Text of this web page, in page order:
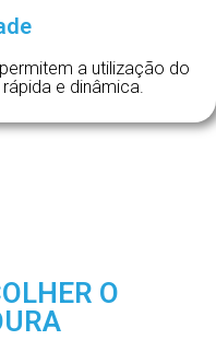
a utilização do
e dinâmica.
O